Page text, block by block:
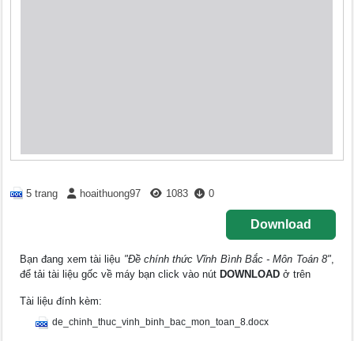
5 trang hoaithuong97 1083 0
Download
Bạn đang xem tài liệu "Đề chính thức Vĩnh Bình Bắc - Môn Toán 8",
để tải tài liệu gốc về máy bạn click vào nút DOWNLOAD ở trên
Tài liệu đính kèm:
de_chinh_thuc_vinh_binh_bac_mon_toan_8.docx